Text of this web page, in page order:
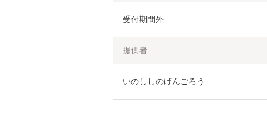
受付期間外
提供者
いのししのげんごろう